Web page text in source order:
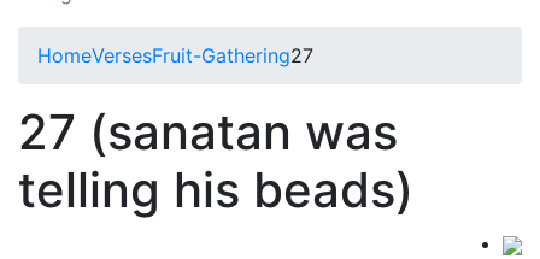
HomeVersesFruit-Gathering27
27 (sanatan was
telling his beads)